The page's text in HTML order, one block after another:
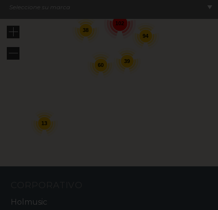
Seleccione su marca
60
94
102
13
38
39
Holmusic